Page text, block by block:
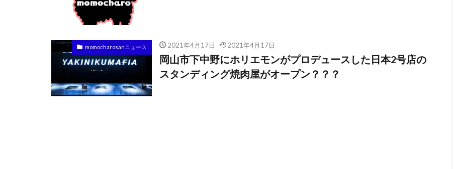
momocharosanニュース 2021年4月17日 2021年4月17日
岡山市下中野にホリエモンがプロデュースした日本2号店の
スタンディング焼肉屋がオープン？？？